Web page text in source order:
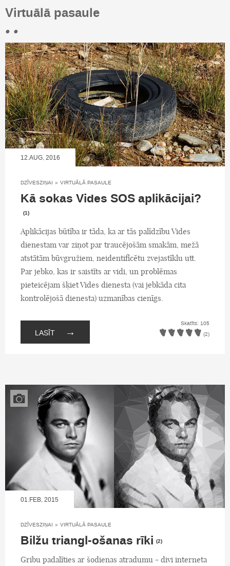
Virtuālā pasaule
• •
12.AUG, 2016
DZĪVESZIŅAI » VIRTUĀLĀ PASAULE
Kā sokas Vides SOS aplikācijai?
(1)
Aplikācijas būtība ir tāda, ka ar tās palīdzību Vides
dienestam var ziņot par traucējošām smakām, mežā
atstātām būvgružiem, neidentificētu zvejastīklu utt.
Par jebko, kas ir saistīts ar vidi, un problēmas
pieteicējam šķiet Vides dienesta (vai jebkāda cita
kontrolējošā dienesta) uzmanības cienīgs.
LASĪT →
Skatīts: 105
(2)
01.FEB, 2015
DZĪVESZIŅAI » VIRTUĀLĀ PASAULE
Bilžu triangl-ošanas rīki (2)
Gribu padalīties ar šodienas atradumu - divi interneta